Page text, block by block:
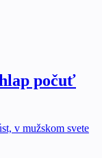
počuť
v mužskom svete